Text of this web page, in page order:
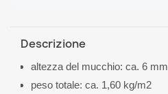
Descrizione
altezza del mucchio: ca. 6 mm
peso totale: ca. 1,60 kg/m2